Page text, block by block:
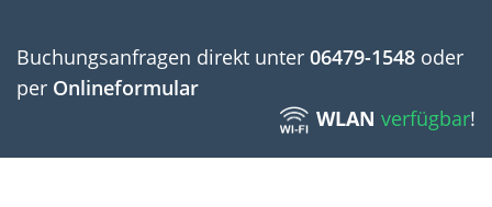
Buchungsanfragen direkt unter 06479-1548 oder
per Onlineformular
WLAN verfügbar!